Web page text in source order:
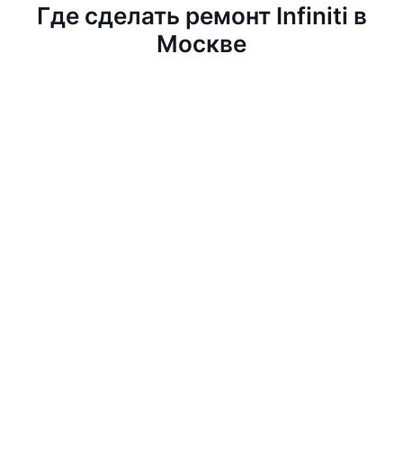
Где сделать ремонт Infiniti в
Москве